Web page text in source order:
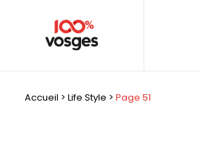
Accueil > Life Style > Page 51